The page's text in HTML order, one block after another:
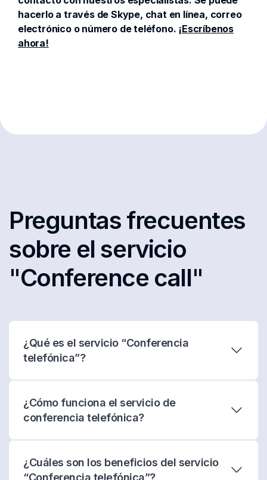
hacerlo a través de Skype, chat en línea, correo
electrónico o número de teléfono. ¡Escríbenos
ahora!
Preguntas frecuentes
sobre el servicio
"Conference call"
¿Qué es el servicio “Conferencia
telefónica”?
¿Cómo funciona el servicio de
conferencia telefónica?
¿Cuáles son los beneficios del servicio
“Conferencia telefónica”?